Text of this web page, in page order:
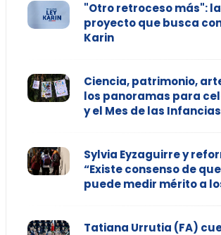
"Otro retroceso más":
proyecto que busca
Karin
Ciencia, patrimonio,
los panoramas para
y el Mes de las Infancias
Sylvia Eyzaguirre y
“Existe consenso de
puede medir mérito a
Tatiana Urrutia (FA)